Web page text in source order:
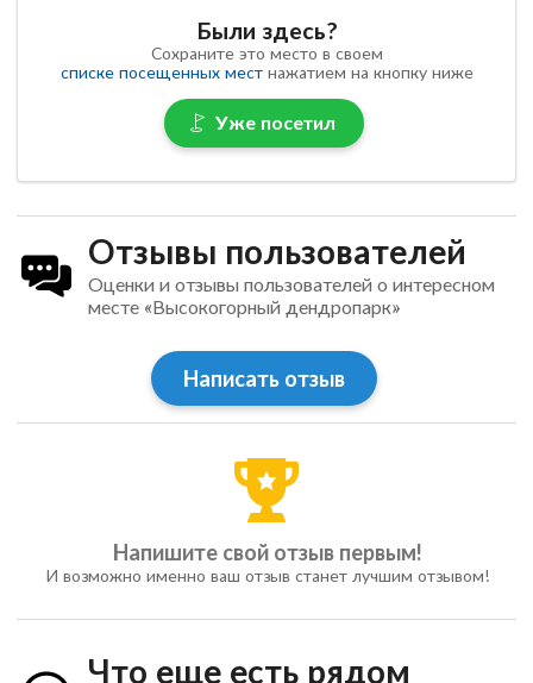
Были здесь?
Сохраните это место в своем
списке посещенных местнажатием на кнопку ниже
Уже посетил
Отзывы пользователей
Оценки и отзывы пользователей о интересном
месте «Высокогорный дендропарк»
Написать отзыв
Напишите свой отзыв первым!
И возможно именно ваш отзыв станет лучшим отзывом!
Что еще есть рядом